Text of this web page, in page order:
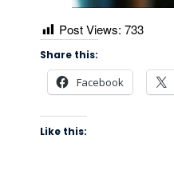
Post Views: 733
Share this:
Facebook
Like this: